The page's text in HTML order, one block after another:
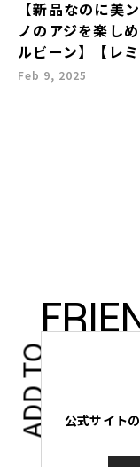
【新品なのに美
ノのアジを楽し
ルビーン】【レミ
Feb 9, 2025
ADD TO
公式サイト